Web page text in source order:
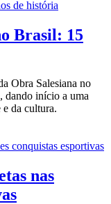
Brasil: 15
Obra Salesiana no
dando início a uma
e da cultura.
nas